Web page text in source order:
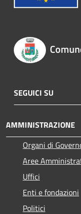
SEGUICI SU
AMMINISTRAZIONE
Organi di
Aree
Uffici
Enti e fondazioni
Politici